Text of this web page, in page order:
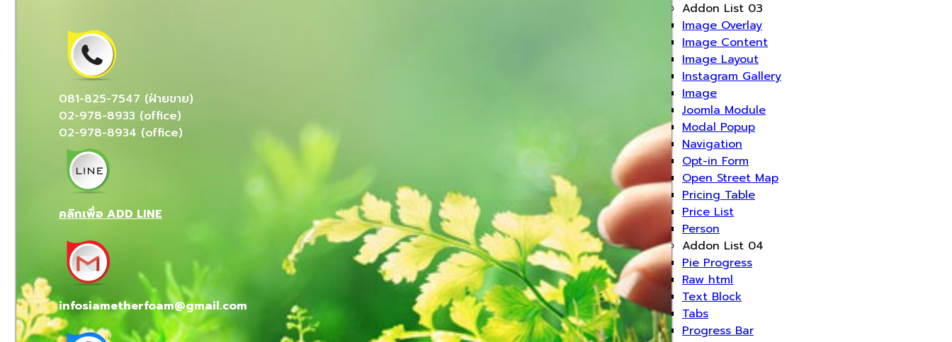
081-825-7547 (ฝ่ายขาย)
02-978-8933 (office)
02-978-8934 (office)
คลิกเพื่อ ADD LINE
infosiametherfoam@gmail.com
Addon List 03
Image Overlay
Image Content
Image Layout
Instagram Gallery
Image
Joomla Module
Modal Popup
Navigation
Opt-in Form
Open Street Map
Pricing Table
Price List
Person
Addon List 04
Pie Progress
Raw html
Text Block
Tabs
Progress Bar